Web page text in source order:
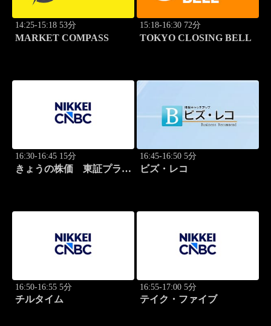
14:25-15:18 53分
MARKET COMPASS
15:18-16:30 72分
TOKYO CLOSING BELL
16:30-16:45 15分
きょうの株価 東証プライ
16:45-16:50 5分
ビズ・レコ
16:50-16:55 5分
チルタイム
16:55-17:00 5分
テイク・ファイブ